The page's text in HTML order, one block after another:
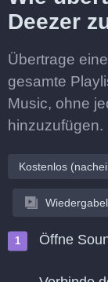
Deezer
Übertrage
gesamte
Music, ohne
hinzuzufügen.
Kostenlos
Öffne